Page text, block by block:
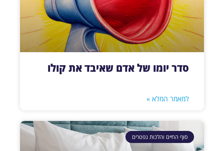
סדר יומו של אדם שאיבד את קולו
למאמר המלא »
סוף החיים והלכות נפטרים